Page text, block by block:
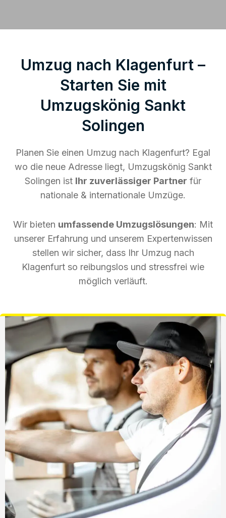
Umzug nach Klagenfurt –
Starten Sie mit
Umzugskönig Sankt
Solingen
Planen Sie einen Umzug nach Klagenfurt? Egal
wo die neue Adresse liegt, Umzugskönig Sankt
Solingen ist Ihr zuverlässiger Partner für
nationale & internationale Umzüge.
Wir bieten umfassende Umzugslösungen: Mit
unserer Erfahrung und unserem Expertenwissen
stellen wir sicher, dass Ihr Umzug nach
Klagenfurt so reibungslos und stressfrei wie
möglich verläuft.